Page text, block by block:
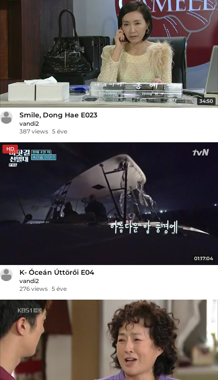
34:50
Smile, Dong Hae E023
vandi2
387 views 5 éve
HD
01:17:04
K- Óceán Úttörői E04
vandi2
276 views 5 éve